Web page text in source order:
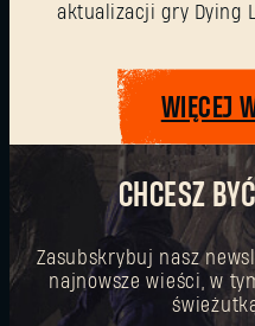
aktualizacji gry Dying
WIĘCEJ
CHCESZ
Zasubskrybuj nasz
najnowsze wieści, w
Pierwszy raz na Dying